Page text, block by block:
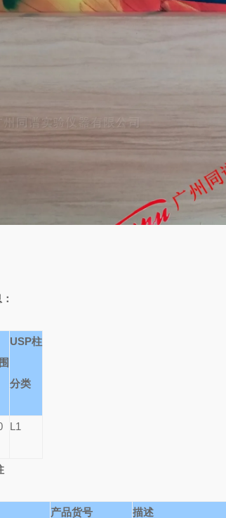
USP柱
分类
L1
产品货号 描述